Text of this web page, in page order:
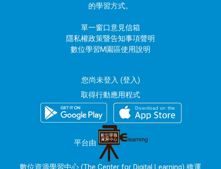
的學習方式。
單一窗口意見信箱
隱私權政策暨告知事項聲明
數位學習M園區使用說明
您尚未登入 (登入)
取得行動應用程式
平台由
數位資源學習中心 (The Center for Digital Learning) 維運